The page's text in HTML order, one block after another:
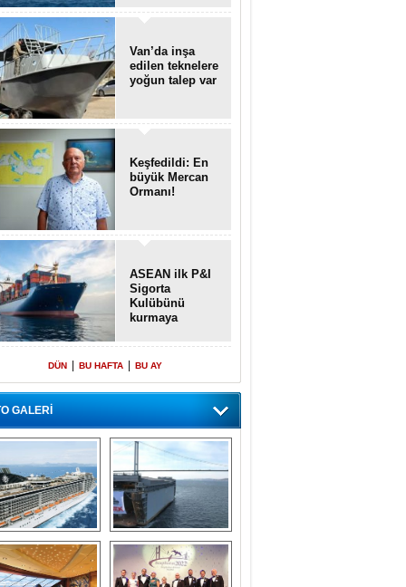
Van’da inşa
edilen teknelere
yoğun talep var
Keşfedildi: En
büyük Mercan
Ormanı!
ASEAN ilk P&I
Sigorta
Kulübünü
kurmaya
DÜN BU HAFTA BU AY
GALERİ
içinde gemi”
ile MSC
Splendida
Dünyada tek!
Denizaltı yüzer
havuzu intikal
seyrine başladı